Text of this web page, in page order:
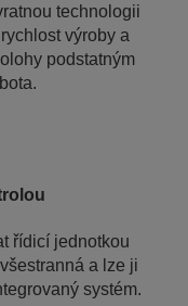
technologii
výroby a
podstatným
řídicí jednotkou
a lze ji
systém.